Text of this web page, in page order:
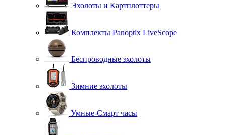
Эхолоты и Картплоттеры
Комплекты Panoptix LiveScope
Беспроводные эхолоты
Зимние эхолоты
Умные-Смарт часы